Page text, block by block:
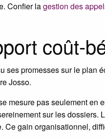
Confier lagestion des
coût-
ses promesses sur le plan
Josso.
mesure pas seulement en
sur les dossiers.
Ce gain organisationnel,